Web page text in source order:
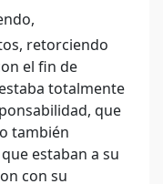
retorciendo
el fin de
totalmente
que
también
estaban a su
con su